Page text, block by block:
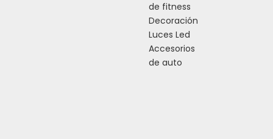
de fitness
Decoración
Luces Led
Accesorios
de auto